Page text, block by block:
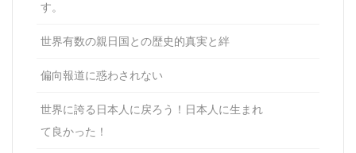
す。
世界有数の親日国との歴史的真実と絆
偏向報道に惑わされない
世界に誇る日本人に戻ろう！日本人に生まれ
て良かった！